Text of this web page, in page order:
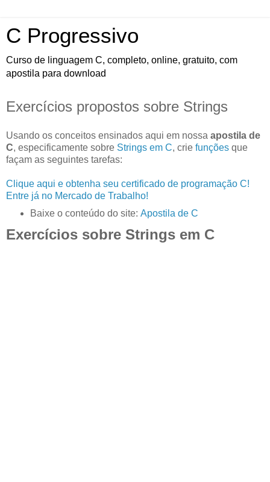
C Progressivo
Curso de linguagem C, completo, online, gratuito, com
apostila para download
Exercícios propostos sobre Strings
Usando os conceitos ensinados aqui em nossa apostila de
C, especificamente sobre Strings em C, crie funções que
façam as seguintes tarefas:
Clique aqui e obtenha seu certificado de programação C!
Entre já no Mercado de Trabalho!
Baixe o conteúdo do site: Apostila de C
Exercícios sobre Strings em C